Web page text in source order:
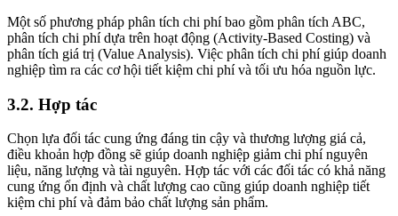
Một số phương pháp phân tích chi phí bao gồm phân tích ABC,
phân tích chi phí dựa trên hoạt động (Activity-Based Costing) và
phân tích giá trị (Value Analysis). Việc phân tích chi phí giúp doanh
nghiệp tìm ra các cơ hội tiết kiệm chi phí và tối ưu hóa nguồn lực.
3.2. Hợp tác
Chọn lựa đối tác cung ứng đáng tin cậy và thương lượng giá cả,
điều khoản hợp đồng sẽ giúp doanh nghiệp giảm chi phí nguyên
liệu, năng lượng và tài nguyên. Hợp tác với các đối tác có khả năng
cung ứng ổn định và chất lượng cao cũng giúp doanh nghiệp tiết
kiệm chi phí và đảm bảo chất lượng sản phẩm.